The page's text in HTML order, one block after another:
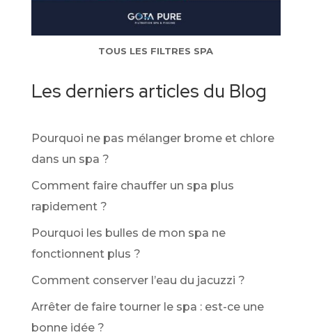
TOUS LES FILTRES SPA
Les derniers articles du Blog
Pourquoi ne pas mélanger brome et chlore
dans un spa ?
Comment faire chauffer un spa plus
rapidement ?
Pourquoi les bulles de mon spa ne
fonctionnent plus ?
Comment conserver l’eau du jacuzzi ?
Arrêter de faire tourner le spa : est-ce une
bonne idée ?